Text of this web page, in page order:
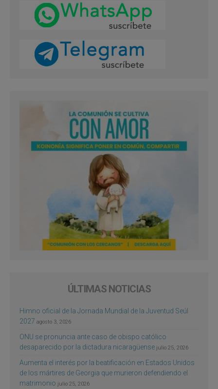
ÚLTIMAS NOTICIAS
Himno oficial de la Jornada Mundial de la Juventud Seúl
2027 agosto 3, 2026
ONU se pronuncia ante caso de obispo católico
desaparecido por la dictadura nicaragüense julio 25, 2026
Aumenta el interés por la beatificación en Estados Unidos
de los mártires de Georgia que murieron defendiendo el
matrimonio julio 25, 2026